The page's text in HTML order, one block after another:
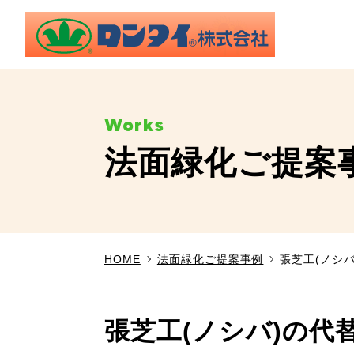
法面緑化ご提案
HOME 法面緑化ご提案事例 張芝工(ノシ
張芝工(ノシバ)の代